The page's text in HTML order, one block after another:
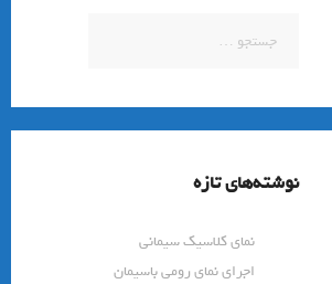
برای:
نوشته‌های تازه
نمای کلاسیک سیمانی
اجرای نمای رومی باسیمان